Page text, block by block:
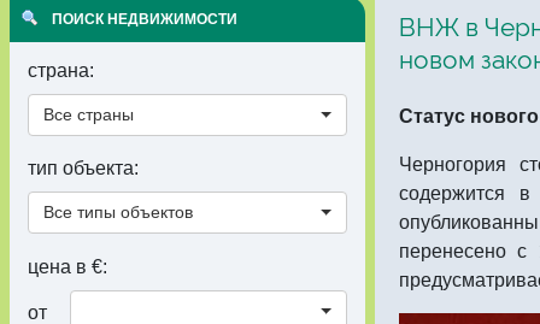
ПОИСК НЕДВИЖИМОСТИ
страна:
Все страны
тип объекта:
Все типы объектов
цена в €:
от
ВНЖ в
новом
Статус
Черногория
содержится
перенесено